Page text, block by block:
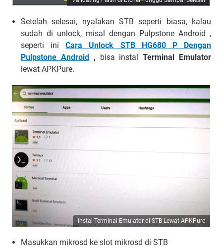
Setelah selesai, nyalakan STB seperti biasa, kalau
sudah di unlock, misal dengan Pulpstone Android ,
seperti iniCara Unlock STB HG680 P Dengan
Pulpstone Android
, bisa instal
Terminal Emulator
lewat APKPure.
Instal Terminal Emulator di STB Lewat APKPure
Masukkan mikrosd ke slot mikrosd di STB